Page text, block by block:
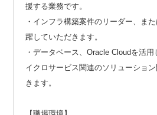
援する業務です。
・インフラ構築案件のリーダー、ま
躍していただきます。
・データベース、Oracle Cloudを活
イクロサービス関連のソリューショ
きます。